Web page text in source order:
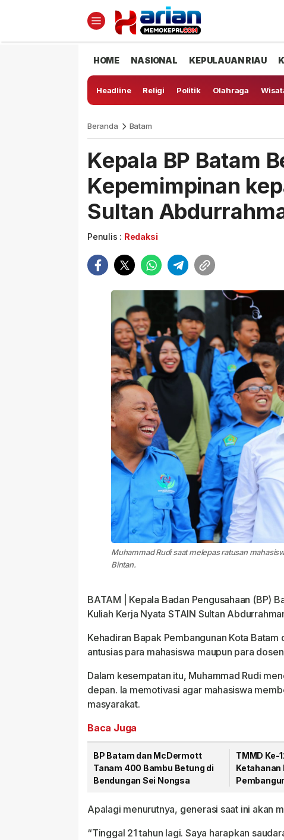
HOME NASIONAL KEPULAUAN RIAU
Headline Religi Politik Olahraga
Beranda Batam
Kepala BP Batam
Kepemimpinan
Sultan
Penulis : Redaksi
Muhammad Rudi saat melepas ratusan
Bintan.
BATAM | Kepala Badan Pengusahaan (BP)
Kuliah Kerja Nyata STAIN Sultan
Kehadiran Bapak Pembangunan Kota
antusias para mahasiswa maupun para
Dalam kesempatan itu, Muhammad Rudi
depan. Ia memotivasi agar mahasiswa
masyarakat.
Baca Juga
BP Batam dan McDermott
Tanam 400 Bambu Betung di
Bendungan Sei Nongsa
TMMD Ke-
Ketahanan
Apalagi menurutnya, generasi saat ini akan
“Tinggal 21 tahun lagi. Saya harapkan